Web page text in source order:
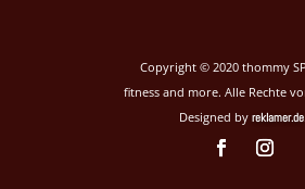
Copyright © 2020 thommy
fitness and more. Alle Rechte
Designed by reklamer.de